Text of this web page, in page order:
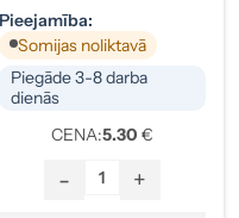
Pieejamība:
Somijas noliktavā
Piegāde 3-8 darba
dienās
CENA:5.30 €
- +